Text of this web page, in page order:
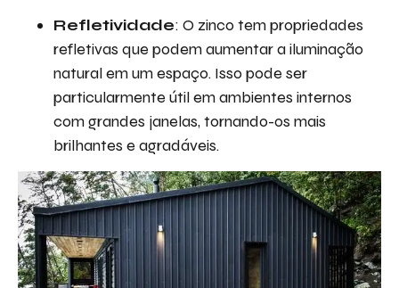
Refletividade: O zinco tem propriedades
refletivas que podem aumentar a iluminação
natural em um espaço. Isso pode ser
particularmente útil em ambientes internos
com grandes janelas, tornando-os mais
brilhantes e agradáveis.